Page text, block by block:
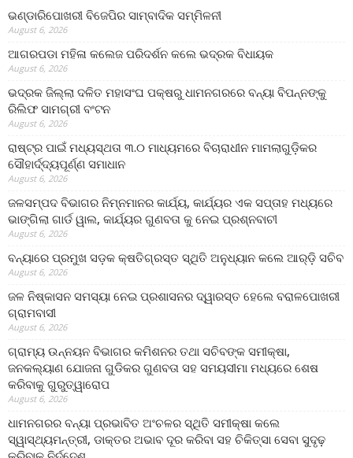
ଭଣ୍ଡାରିପୋଖରୀ ବିଜେପିର ସାମ୍ବାଦିକ ସମ୍ମିଳନୀ
August 6, 2026
ଆଗରପଡା ମହିଳା କଲେଜ ପରିଦର୍ଶନ କଲେ ଭଦ୍ରକ ବିଧାୟକ
August 6, 2026
ଭଦ୍ରକ ଜିଲ୍ଲା ଦଳିତ ମହାସଂଘ ପକ୍ଷରୁ ଧାମନଗରରେ ବନ୍ୟା ବିପନ୍ନଙ୍କୁ
ରିଲିଫ ସାମଗ୍ରୀ ବଂଟନ
August 6, 2026
ରାଷ୍ଟ୍ର ପାଇଁ ମଧ୍ୟସ୍ଥତା ୩.୦ ମାଧ୍ୟମରେ ବିଚାରାଧୀନ ମାମଲାଗୁଡ଼ିକର
ସୌହାର୍ଦ୍ଦ୍ୟପୂର୍ଣ୍ଣ ସମାଧାନ
August 6, 2026
ଜଳସମ୍ପଦ ବିଭାଗର ନିମ୍ନମାନର କାର୍ଯ୍ୟ, କାର୍ଯ୍ୟର ଏକ ସପ୍ତାହ ମଧ୍ୟରେ
ଭାଙ୍ଗିଲା ଗାର୍ଡ ୱାଲ, କାର୍ଯ୍ୟର ଗୁଣବତା କୁ ନେଇ ପ୍ରଶ୍ନବାଚୀ
August 6, 2026
ବନ୍ୟାରେ ପ୍ରମୁଖ ସଡ଼କ କ୍ଷତିଗ୍ରସ୍ତ ସ୍ଥିତି ଅନୁଧ୍ୟାନ କଲେ ଆର୍‌ଡ଼ି ସଚିବ
August 6, 2026
ଜଳ ନିଷ୍କାସନ ସମସ୍ୟା ନେଇ ପ୍ରଶାସନର ଦ୍ୱାରସ୍ତ ହେଲେ ବରାଳପୋଖରୀ
ଗ୍ରାମବାସୀ
August 6, 2026
ଗ୍ରାମ୍ୟ ଉନ୍ନୟନ ବିଭାଗର କମିଶନର ତଥା ସଚିବଙ୍କ ସମୀକ୍ଷା,
ଜନକଲ୍ୟାଣ ଯୋଜନା ଗୁଡିକର ଗୁଣବତା ସହ ସମୟସୀମା ମଧ୍ୟରେ ଶେଷ
କରିବାକୁ ଗୁରୁତ୍ୱାରୋପ
August 6, 2026
ଧାମନଗରର ବନ୍ୟା ପ୍ରଭାବିତ ଅଂଚଳର ସ୍ଥିତି ସମୀକ୍ଷା କଲେ
ସ୍ୱାସ୍ଥ୍ୟମନ୍ତ୍ରୀ, ଡାକ୍ତର ଅଭାବ ଦୂର କରିବା ସହ ଚିକିତ୍ସା ସେବା ସୁଦୃଢ଼